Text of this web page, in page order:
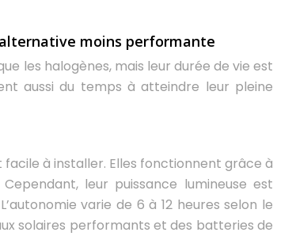
moins performante
les halogènes, mais leur durée de vie est
aussi du temps à atteindre leur pleine
à installer. Elles fonctionnent grâce à
leur puissance lumineuse est
varie de 6 à 12 heures selon le
solaires performants et des batteries de